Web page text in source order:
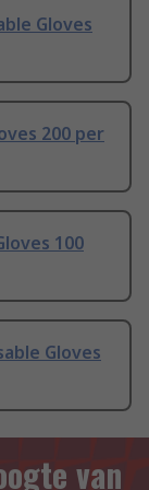
Gloves
200 per
100
Gloves
van